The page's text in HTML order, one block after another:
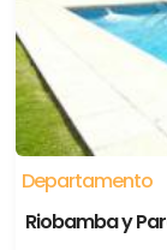
Departamento
Riobamba y